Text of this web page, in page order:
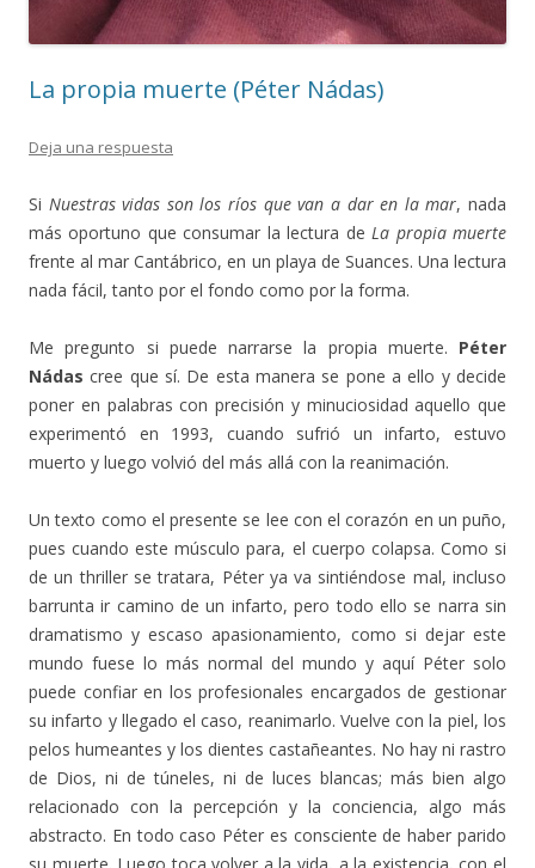
La propia muerte (Péter Nádas)
Deja una respuesta
Si Nuestras vidas son los ríos que van a dar en la mar, nada
más oportuno que consumar la lectura deLa propia muerte
frente al mar Cantábrico, en un playa de Suances. Una lectura
nada fácil, tanto por el fondo como por la forma.
Me pregunto si puede narrarse la propia muerte. Péter
Nádas cree que sí. De esta manera se pone a ello y decide
poner en palabras con precisión y minuciosidad aquello que
experimentó en 1993, cuando sufrió un infarto, estuvo
muerto y luego volvió del más allá con la reanimación.
Un texto como el presente se lee con el corazón en un puño,
pues cuando este músculo para, el cuerpo colapsa. Como si
de un thriller se tratara, Péter ya va sintiéndose mal, incluso
barrunta ir camino de un infarto, pero todo ello se narra sin
dramatismo y escaso apasionamiento, como si dejar este
mundo fuese lo más normal del mundo y aquí Péter solo
puede confiar en los profesionales encargados de gestionar
su infarto y llegado el caso, reanimarlo. Vuelve con la piel, los
pelos humeantes y los dientes castañeantes. No hay ni rastro
de Dios, ni de túneles, ni de luces blancas; más bien algo
relacionado con la percepción y la conciencia, algo más
abstracto. En todo caso Péter es consciente de haber parido